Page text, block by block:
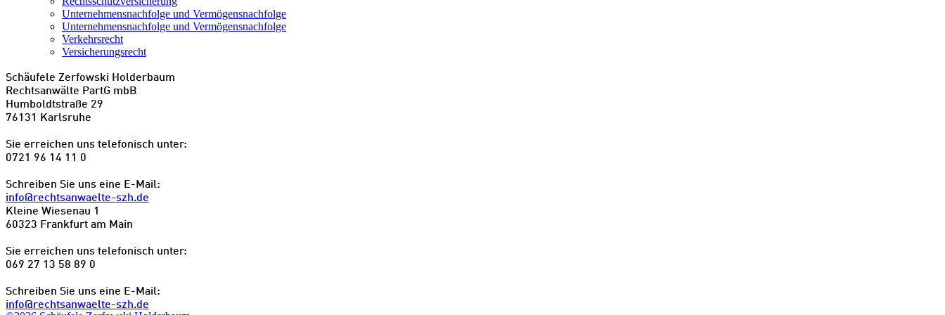
Unternehmensnachfolge und Vermögensnachfolge
Unternehmensnachfolge und Vermögensnachfolge
Verkehrsrecht
Versicherungsrecht
Schäufele Zerfowski Holderbaum
Rechtsanwälte PartG mbB
Humboldtstraße 29
76131 Karlsruhe
Sie erreichen uns telefonisch unter:
0721 96 14 11 0
Schreiben Sie uns eine E-Mail:
info@rechtsanwaelte-szh.de
Kleine Wiesenau 1
60323 Frankfurt am Main
Sie erreichen uns telefonisch unter:
069 27 13 58 89 0
Schreiben Sie uns eine E-Mail:
info@rechtsanwaelte-szh.de